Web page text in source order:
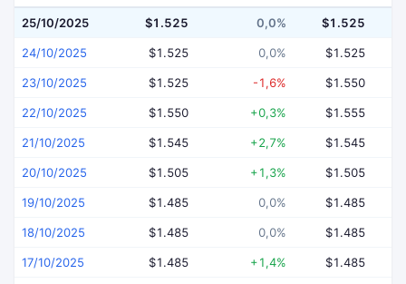
25/10/2025 $1.525 0,0% $1.525
24/10/2025 $1.525 0,0% $1.525
23/10/2025 $1.525 -1,6% $1.550
22/10/2025 $1.550 +0,3% $1.555
21/10/2025 $1.545 +2,7% $1.545
20/10/2025 $1.505 +1,3% $1.505
19/10/2025 $1.485 0,0% $1.485
18/10/2025 $1.485 0,0% $1.485
17/10/2025 $1.485 +1,4% $1.485